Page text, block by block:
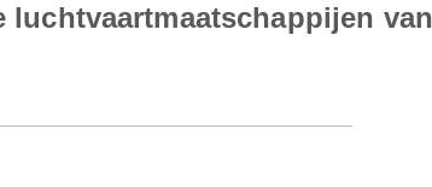
luchtvaartmaatschappijen